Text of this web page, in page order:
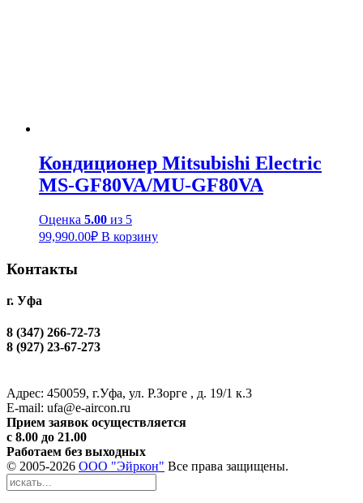
Кондиционер Mitsubishi Electric
MS-GF80VA/MU-GF80VA
Оценка 5.00 из 5
99,990.00₽ В корзину
Контакты
г. Уфа
8 (347) 266-72-73
8 (927) 23-67-273
Адрес: 450059, г.Уфа, ул. Р.Зорге , д. 19/1 к.3
Е-mail: ufa@e-aircon.ru
Прием заявок осуществляется
с 8.00 до 21.00
Работаем без выходных
© 2005-2026 ООО "Эйркон" Все права защищены.